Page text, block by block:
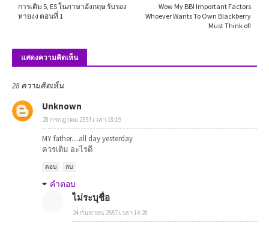
Wow My BB! Important Factors
Whoever Wants To Own Blackberry
Must Think of!
การเติม S, ES ในภาษาอังกฤษ รับรอง
หายงง ตอนที่ 1
แสดงความคิดเห็น
28 ความคิดเห็น
Unknown
28 กรกฎาคม 2553 เวลา 18:19
MY father....all day yesterday
ควรเติม อะไรดี
ตอบ ลบ
คำตอบ
ไม่ระบุชื่อ
24 กันยายน 2557 เวลา 14:28